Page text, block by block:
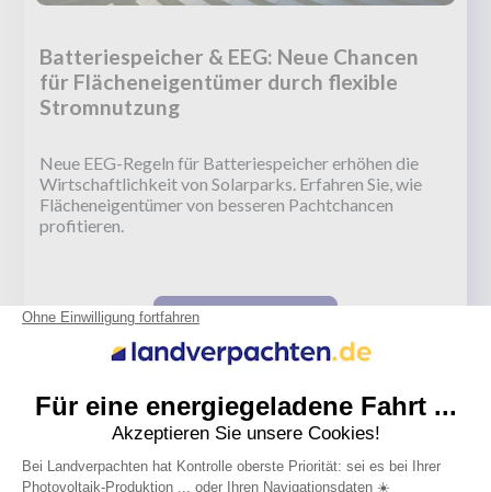
Batteriespeicher & EEG: Neue Chancen
für Flächeneigentümer durch flexible
Stromnutzung
Neue EEG-Regeln für Batteriespeicher erhöhen die
Wirtschaftlichkeit von Solarparks. Erfahren Sie, wie
Flächeneigentümer von besseren Pachtchancen
profitieren.
Den Artikel lesen
Sie wollen den Ertrag Ihrer Freifläche
langfristig steigern ?